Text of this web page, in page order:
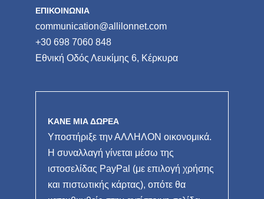
ΕΠΙΚΟΙΝΩΝΙΑ
communication@allilonnet.com
+30 698 7060 848
Εθνική Οδός Λευκίμης 6, Κέρκυρα
ΚΑΝΕ ΜΙΑ ΔΩΡΕΑ
Υποστήριξε την ΑΛΛΗΛΟΝ οικονομικά.
Η συναλλαγή γίνεται μέσω της
ιστοσελίδας PayPal (με επιλογή χρήσης
και πιστωτικής κάρτας), οπότε θα